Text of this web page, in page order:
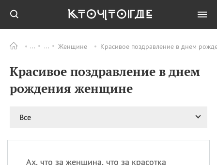
Женщине Красивое поздравление в днем
Красивое поздравление в днем
рождения женщине
Все
Ах, что за женщина, что за красотка
ПРАЗДНИКИ Все
11.08 Рождество святителя
Николая Чудотворца
11.08 День «мусорной еды»
праздник